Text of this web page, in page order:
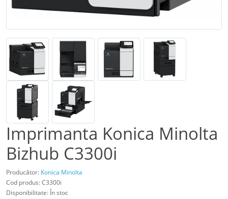
Imprimanta Konica Minolta
Bizhub C3300i
Producător: Konica Minolta
Cod produs: C3300i
Disponibilitate: În stoc